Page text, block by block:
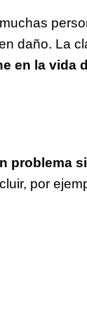
daño. La
en la vida
problema
por